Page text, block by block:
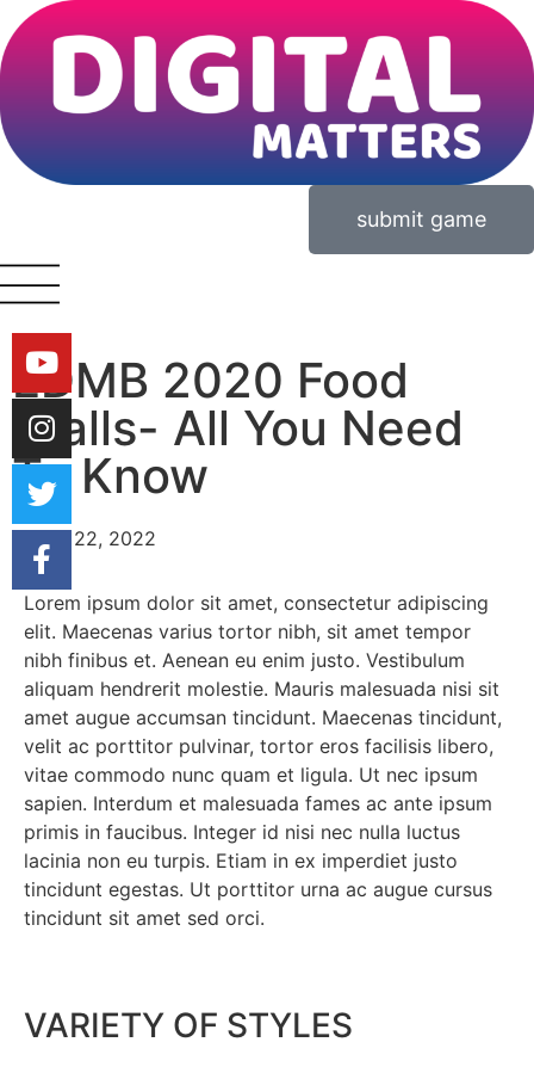
submit game
EDMB 2020 Food
Stalls- All You Need
To Know
March 22, 2022
Lorem ipsum dolor sit amet, consectetur adipiscing
elit. Maecenas varius tortor nibh, sit amet tempor
nibh finibus et. Aenean eu enim justo. Vestibulum
aliquam hendrerit molestie. Mauris malesuada nisi sit
amet augue accumsan tincidunt. Maecenas tincidunt,
velit ac porttitor pulvinar, tortor eros facilisis libero,
vitae commodo nunc quam et ligula. Ut nec ipsum
sapien. Interdum et malesuada fames ac ante ipsum
primis in faucibus. Integer id nisi nec nulla luctus
lacinia non eu turpis. Etiam in ex imperdiet justo
tincidunt egestas. Ut porttitor urna ac augue cursus
tincidunt sit amet sed orci.
VARIETY OF STYLES